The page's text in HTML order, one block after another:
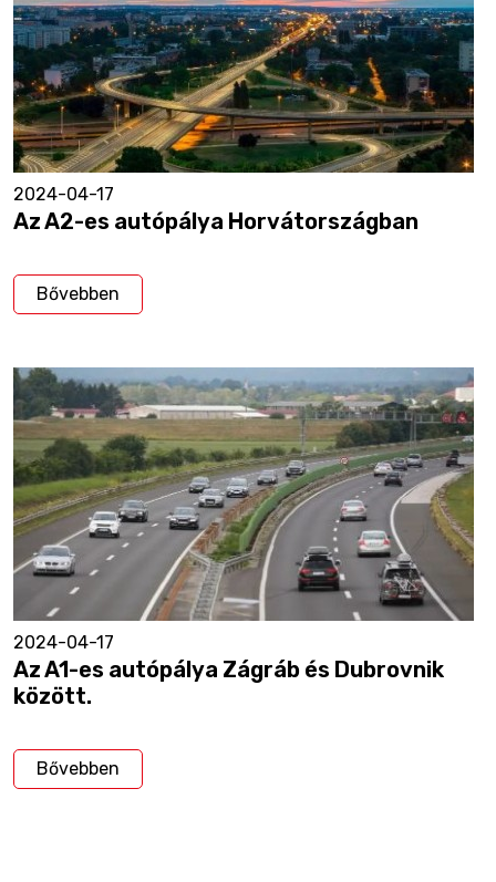
2024-04-17
Az A2-es autópálya Horvátországban
Bővebben
2024-04-17
Az A1-es autópálya Zágráb és Dubrovnik
között.
Bővebben